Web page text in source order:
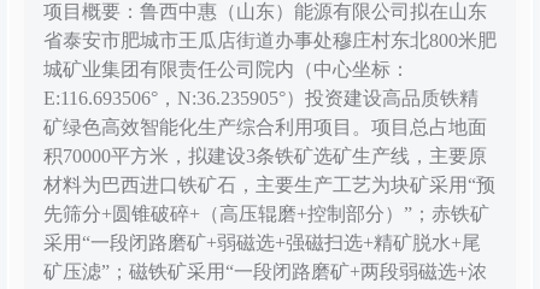
项目概要：鲁西中惠（山东）能源有限公司拟在山东
省泰安市肥城市王瓜店街道办事处穆庄村东北800米肥
城矿业集团有限责任公司院内（中心坐标：
E:116.693506°，N:36.235905°）投资建设高品质铁精
矿绿色高效智能化生产综合利用项目。项目总占地面
积70000平方米，拟建设3条铁矿选矿生产线，主要原
材料为巴西进口铁矿石，主要生产工艺为块矿采用“预
先筛分+圆锥破碎+（高压辊磨+控制部分）”；赤铁矿
采用“一段闭路磨矿+弱磁选+强磁扫选+精矿脱水+尾
矿压滤”；磁铁矿采用“一段闭路磨矿+两段弱磁选+浓